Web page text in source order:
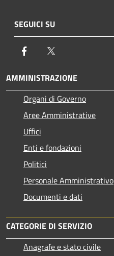
SEGUICI SU
Facebook
AMMINISTRAZIONE
Organi di Governo
Aree Amministrative
Uffici
Enti e fondazioni
Politici
Personale Amministrativo
Documenti e dati
CATEGORIE DI SERVIZIO
Anagrafe e stato civile